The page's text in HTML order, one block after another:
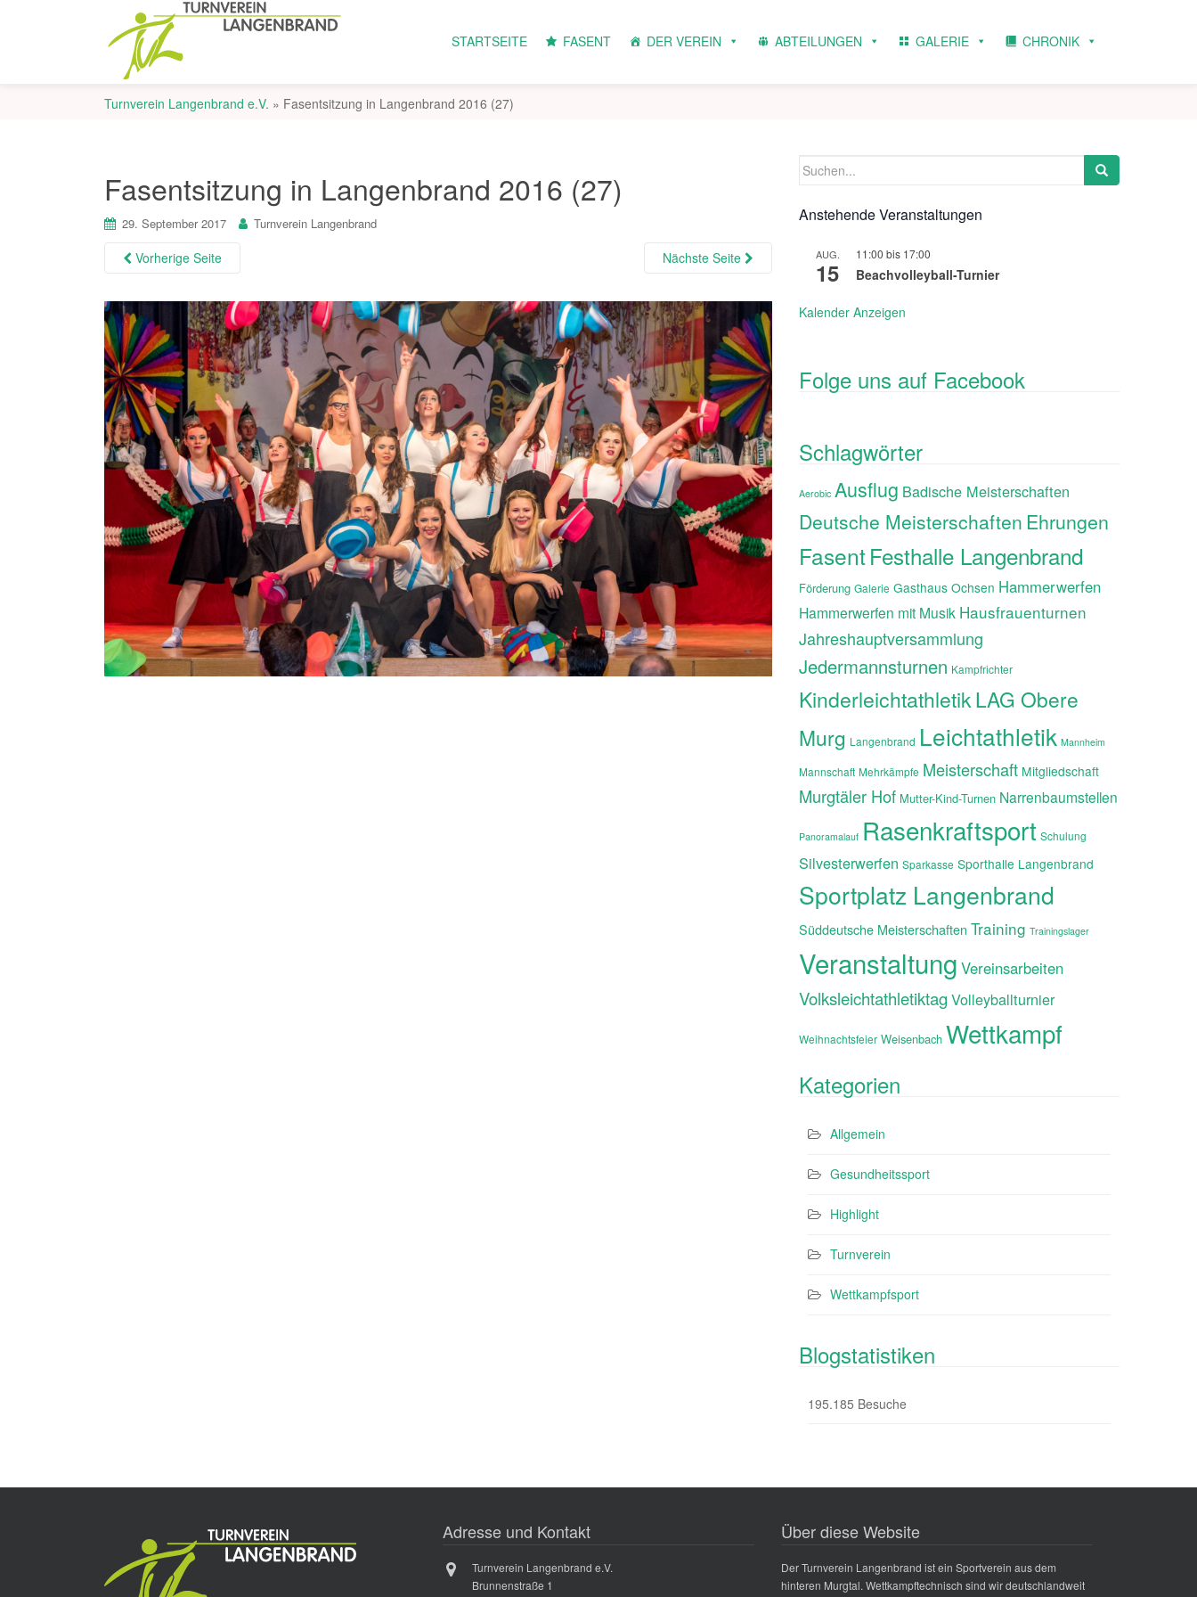
STARTSEITE FASENT DER VEREIN ABTEILUNGEN GALERIE CHRONIK
Turnverein Langenbrand e.V. » Fasentsitzung in Langenbrand 2016 (27)
Fasentsitzung in Langenbrand 2016 (27)
29. September 2017 Turnverein Langenbrand
Vorherige Seite Nächste Seite
Suchen
Anstehende Veranstaltungen
AUG.
15
11:00 bis 17:00
Beachvolleyball-Turnier
Kalender Anzeigen
Folge uns auf Facebook
Schlagwörter
Aerobic Ausflug Badische Meisterschaften
Deutsche Meisterschaften Ehrungen
FasentFesthalle Langenbrand
Förderung Galerie Gasthaus Ochsen Hammerwerfen
Hammerwerfen mit Musik Hausfrauenturnen
Jahreshauptversammlung
Jedermannsturnen Kampfrichter
KinderleichtathletikLAG Obere
Murg Langenbrand Leichtathletik Mannheim
Mannschaft Mehrkämpfe Meisterschaft Mitgliedschaft
Murgtäler Hof Mutter-Kind-Turnen Narrenbaumstellen
Panoramalauf Rasenkraftsport Schulung
Silvesterwerfen Sparkasse Sporthalle Langenbrand
Sportplatz Langenbrand
Süddeutsche Meisterschaften Training Trainingslager
Veranstaltung Vereinsarbeiten
Volksleichtathletiktag Volleyballturnier
Weihnachtsfeier Weisenbach Wettkampf
Kategorien
Allgemein
Gesundheitssport
Highlight
Turnverein
Wettkampfsport
Blogstatistiken
195.185 Besuche
Adresse und Kontakt
Turnverein Langenbrand e.V.
Brunnenstraße 1
Über diese Website
Der Turnverein Langenbrand ist ein Sportverein aus dem
hinteren Murgtal. Wettkampftechnisch sind wir deutschlandweit